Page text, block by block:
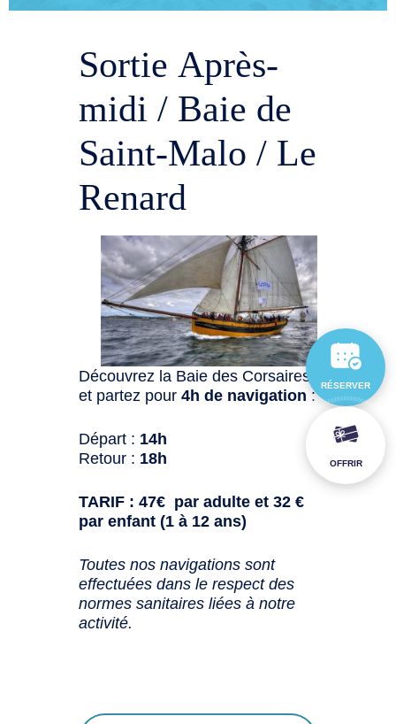
Sortie Après-
midi / Baie de
Saint-Malo / Le
Renard
Découvrez la Baie des Corsaires
et partez pour4h de navigation :
Départ : 14h
Retour : 18h
TARIF : 47€ par adulte et 32 €
par enfant (1 à 12 ans)
Toutes nos navigations sont
effectuées dans le respect des
normes sanitaires liées à notre
activité.
RÉSERVER
OFFRIR